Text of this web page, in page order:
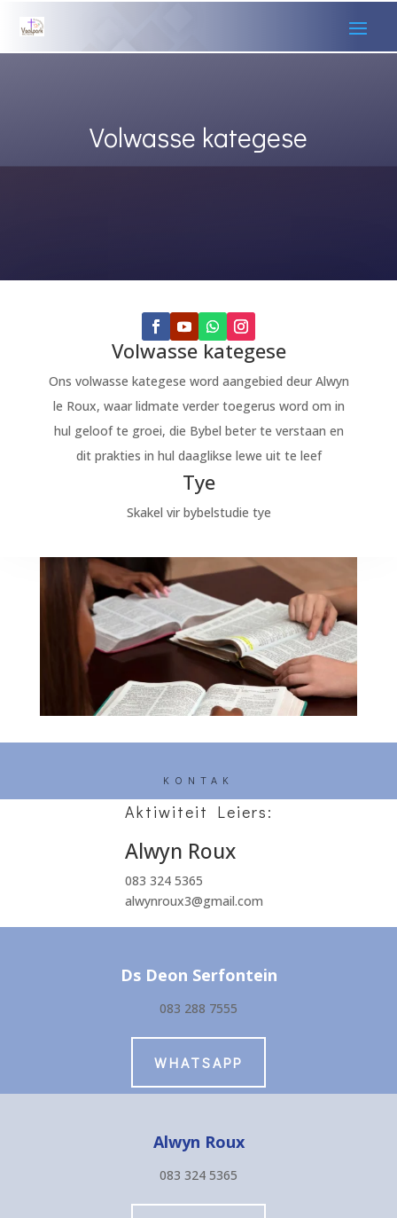
Volwasse kategese
Volwasse kategese
Ons volwasse kategese word aangebied deur Alwyn
le Roux, waar lidmate verder toegerus word om in
hul geloof te groei, die Bybel beter te verstaan en
dit prakties in hul daaglikse lewe uit te leef
Tye
Skakel vir bybelstudie tye
KONTAK
Aktiwiteit Leiers:
Alwyn Roux
083 324 5365
alwynroux3@gmail.com
Ds Deon Serfontein
083 288 7555
WHATSAPP
Alwyn Roux
083 324 5365